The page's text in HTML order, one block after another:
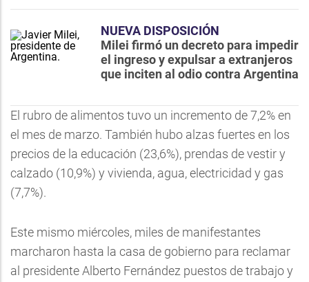
NUEVA DISPOSICIÓN
Milei firmó un decreto para impedir
el ingreso y expulsar a extranjeros
que inciten al odio contra Argentina
El rubro de alimentos tuvo un incremento de 7,2% en
el mes de marzo. También hubo alzas fuertes en los
precios de la educación (23,6%), prendas de vestir y
calzado (10,9%) y vivienda, agua, electricidad y gas
(7,7%).
Este mismo miércoles, miles de manifestantes
marcharon hasta la casa de gobierno para reclamar
al presidente Alberto Fernández puestos de trabajo y